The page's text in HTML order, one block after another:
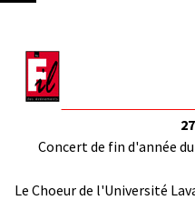
Concert de fin d'année
Le Choeur de l'Université